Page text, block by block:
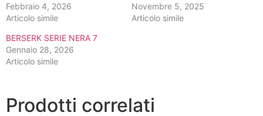
Febbraio 4, 2026
Articolo simile
Novembre 5, 2025
Articolo simile
BERSERK SERIE NERA 7
Gennaio 28, 2026
Articolo simile
Prodotti correlati